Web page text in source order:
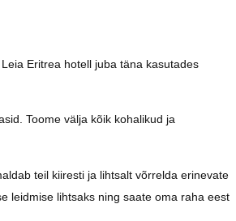
Eritrea hotell juba täna kasutades
Toome välja kõik kohalikud ja
teil kiiresti ja lihtsalt võrrelda erinevate
leidmise lihtsaks ning saate oma raha eest